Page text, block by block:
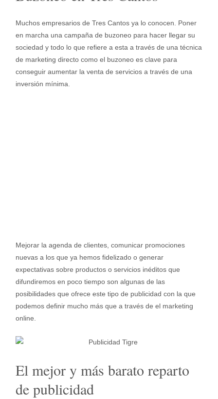
Muchos empresarios de Tres Cantos ya lo conocen. Poner
en marcha una campaña de buzoneo para hacer llegar su
sociedad y todo lo que refiere a esta a través de una técnica
de marketing directo como el buzoneo es clave para
conseguir aumentar la venta de servicios a través de una
inversión mínima.
Mejorar la agenda de clientes, comunicar promociones
nuevas a los que ya hemos fidelizado o generar
expectativas sobre productos o servicios inéditos que
difundiremos en poco tiempo son algunas de las
posibilidades que ofrece este tipo de publicidad con la que
podemos definir mucho más que a través de el marketing
online.
El mejor y más barato reparto
de publicidad